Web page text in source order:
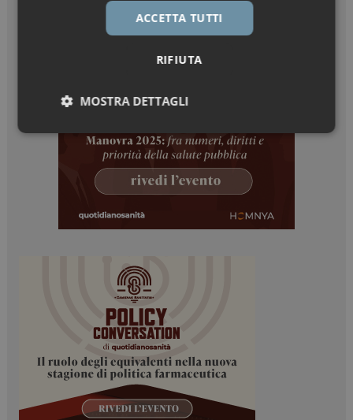
ACCETTA TUTTI
RIFIUTA
MOSTRA DETTAGLI
Necessari Marketing
I cookie necessari contribuiscono a rendere fruibile il
sito web abilitandone funzionalità di base quali la
navigazione sulle pagine e l'accesso alle aree
protette del sito. Il sito web non è in grado di
funzionare correttamente senza questi cookie.
_ga
Google LLC